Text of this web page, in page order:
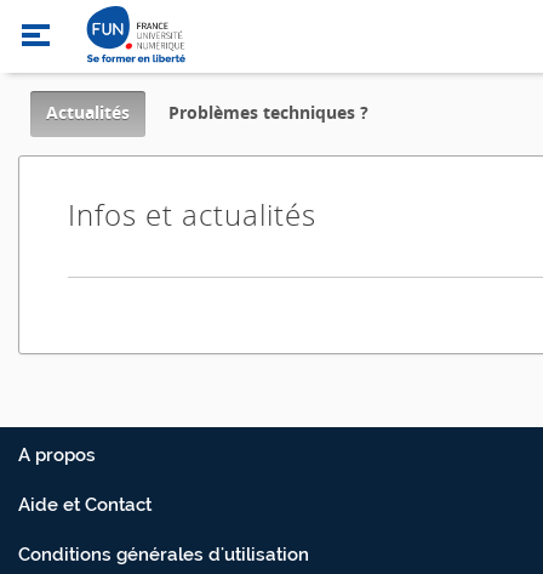
Actualités,
current
location
Problèmes techniques ?
Infos et actualités
A propos
Aide et Contact
Conditions générales d'utilisation